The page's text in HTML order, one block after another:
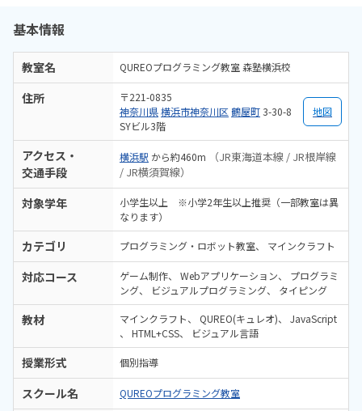
基本情報
教室名 QUREOプログラミング教室 森塾横浜校
住所
〒221-0835
神奈川県横浜市神奈川区 鶴屋町3-30-8
SYビル3階
地図
アクセス・
交通手段
横浜駅 から約460m
（JR東海道本線 / JR根岸線
/ JR横須賀線）
対象学年
小学生以上 ※小学2年生以上推奨（一部教室は異
なります）
カテゴリ プログラミング・ロボット教室 マインクラフト
対応コース ゲーム制作 Webアプリケーション
プログラミ
ング
ビジュアルプログラミング タイピング
教材 マインクラフト QUREO(キュレオ)
JavaScript
HTML+CSS
ビジュアル言語
授業形式 個別指導
スクール名 QUREOプログラミング教室